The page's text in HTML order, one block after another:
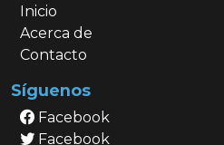
Inicio
Acerca de
Contacto
Síguenos
Facebook
Facebook